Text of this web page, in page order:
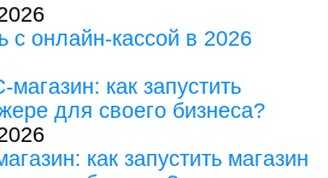
с онлайн-кассой в 2026
как запустить магазин